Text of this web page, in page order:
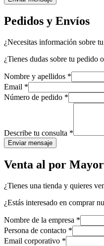
Pedidos y Envíos
¿Necesitas información sobre
¿Tienes dudas sobre tu pedido
Nombre y apellidos *
Email *
Número de pedido *
Describe tu consulta *
Enviar mensaje
Venta al por Mayor
¿Tienes una tienda y quieres
¿Estás interesado en comprar
Nombre de la empresa *
Persona de contacto *
Email corporativo *